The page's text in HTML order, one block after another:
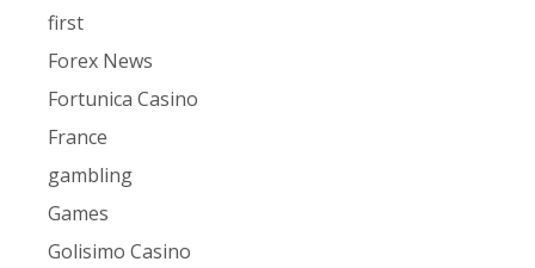
first
Forex News
Fortunica Casino
France
gambling
Games
Golisimo Casino